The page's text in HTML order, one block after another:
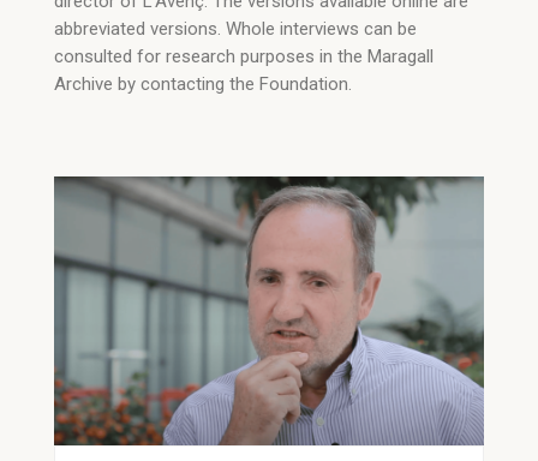
abbreviated versions. Whole interviews can be
consulted for research purposes in the Maragall
Archive by contacting the Foundation.